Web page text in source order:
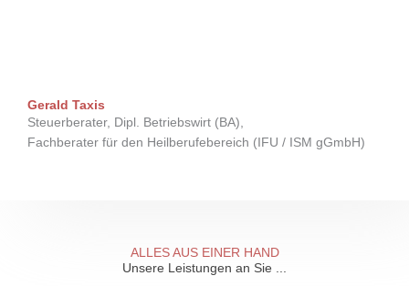
Gerald Taxis
Steuerberater, Dipl. Betriebswirt (BA),
Fachberater für den Heilberufebereich (IFU / ISM gGmbH)
ALLES AUS EINER HAND
Unsere Leistungen an Sie ...